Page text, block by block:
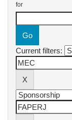
for
Current filters: